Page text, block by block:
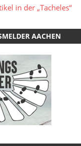
in der „Tacheles“
AACHEN